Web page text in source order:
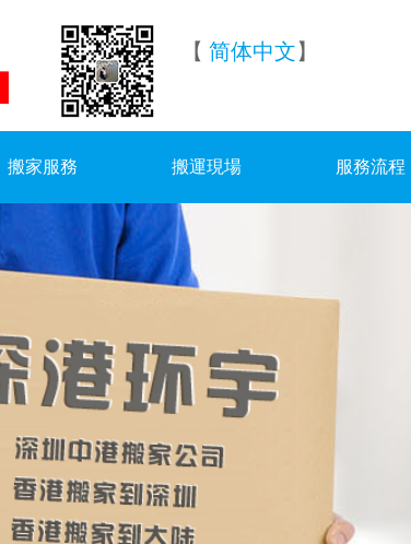
【 简体中文】
搬家服務 搬運現場 服務流程